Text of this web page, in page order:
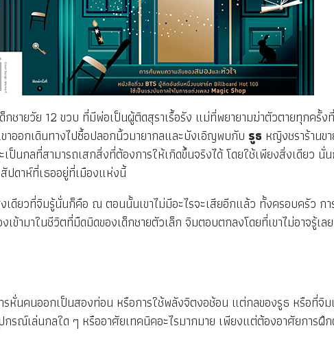
กชายวัย 12 ขวบ ที่มีพ่อเป็นผู้ติดสุราเรื้อรัง แม่ที่พยายามฆ่าตัวตายทุกครั้ง
าออกเดินทางไปซื้อปลอกนิ้วมายากลและบังเอิญพบกับ รูธ หญิงชราร้านข
ป็นกลที่สามารถเสกสิ่งที่ต้องการให้เกิดขึ้นจริงได้ โดยใช้เพียงสิ่งเดียว นั่
ปดาห์ที่เธออยู่ที่เมืองแห่งนี้
เดียวที่จิมรู้นั่นก็คือ ณ ตอนนั้นเขาไม่มีอะไรจะเสียอีกแล้ว ทั้งครอบครัว กา
มาในชีวิตที่มืดมิดของเด็กชายตัวเล็ก จิมตอบตกลงโดยที่เขาไม่อาจรู้เล
หั่นคนออกเป็นสองท่อน หรือการใช้พลังจิตงอช้อน แต่กลของรูธ หรือที่จิม
รณ์เล่นกลใด ๆ หรืออาศัยเทคนิคอะไรมากมาย เพียงแต่ต้องอาศัยการ